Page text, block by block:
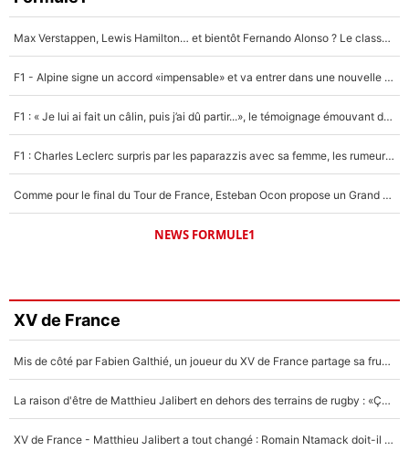
Max Verstappen, Lewis Hamilton… et bientôt Fernando Alonso ? Le classement des pilotes les mieux payés en Formule 1 risque de changer !
F1 - Alpine signe un accord «impensable» et va entrer dans une nouvelle dimension : Grande nouvelle pour Pierre Gasly !
F1 : « Je lui ai fait un câlin, puis j’ai dû partir...», le témoignage émouvant de Max Verstappen sur sa fille
F1 : Charles Leclerc surpris par les paparazzis avec sa femme, les rumeurs étaient vraies !
Comme pour le final du Tour de France, Esteban Ocon propose un Grand Prix de Formule 1 à Paris : «Autour de l’Arc de Triomphe, ce serait génial» !
NEWS FORMULE1
XV de France
Mis de côté par Fabien Galthié, un joueur du XV de France partage sa frustration : «ils ne me l’ont pas dit tout de suite»
La raison d'être de Matthieu Jalibert en dehors des terrains de rugby : «Ça m'atteint autant que si tu touches à un membre de ma famille»
XV de France - Matthieu Jalibert a tout changé : Romain Ntamack doit-il s’inquiéter pour sa place à un an de la Coupe du monde ?